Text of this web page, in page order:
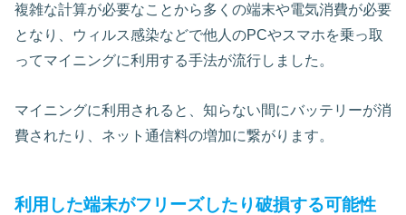
複雑な計算が必要なことから多くの端末や電気消費が必要
となり、ウィルス感染などで他人のPCやスマホを乗っ取
ってマイニングに利用する手法が流行しました。
マイニングに利用されると、知らない間にバッテリーが消
費されたり、ネット通信料の増加に繋がります。
利用した端末がフリーズしたり破損する可能性